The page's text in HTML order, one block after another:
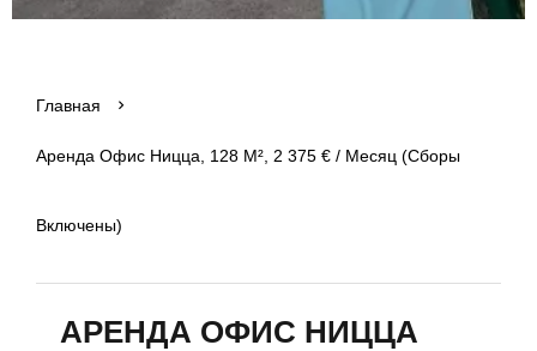
Главная
Аренда Офис Ницца, 128 М², 2 375 € / Месяц (Сборы
Включены)
АРЕНДА ОФИС НИЦЦА